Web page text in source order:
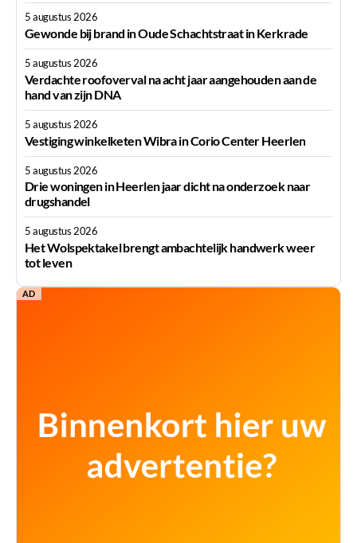
5 augustus 2026
Gewonde bij brand in Oude Schachtstraat in Kerkrade
5 augustus 2026
Verdachte roofoverval na acht jaar aangehouden aan de
hand van zijn DNA
5 augustus 2026
Vestiging winkelketen Wibra in Corio Center Heerlen
5 augustus 2026
Drie woningen in Heerlen jaar dicht na onderzoek naar
drugshandel
5 augustus 2026
Het Wolspektakel brengt ambachtelijk handwerk weer
tot leven
AD